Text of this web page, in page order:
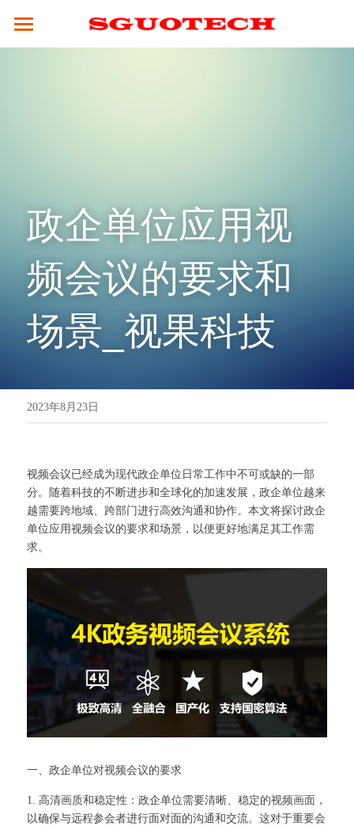
高性能并发MCU（MCU900）
4K融合型多点会议引擎 M800S-M
MCU会控平板（SMC-100）
高清分体式终端（M800D）
高清一体式终端 (M700)
8K分体式终端（M800）
SCM2.0云平台
视频会议设备
视频会议摄像头
政务行业
集团企业
医疗行业
指挥调度
技术支持
常见问题解答
关于我们
公司简介
人才招聘
☎ 020-31078434
政企单位应用视
频会议的要求和
场景_视果科技
2023年8月23日
视频会议已经成为现代政企单位日常工作中不可或缺的一部
分。随着科技的不断进步和全球化的加速发展，政企单位越来
越需要跨地域、跨部门进行高效沟通和协作。本文将探讨政企
单位应用视频会议的要求和场景，以便更好地满足其工作需
求。
一、政企单位对视频会议的要求
1. 高清画质和稳定性：政企单位需要清晰、稳定的视频画面，
以确保与远程参会者进行面对面的沟通和交流。这对于重要会
商品分类